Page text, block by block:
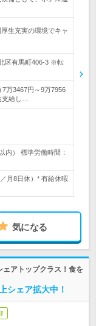
生充実の環境でキャ
区有馬町406-3 ※転
万3467円～9万7956
給し…
内） 標準労働時間：
月8日休）* 有給休暇
気になる
ェアトップクラス！食を
シェア拡大中！